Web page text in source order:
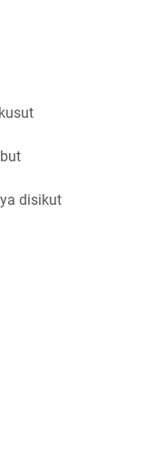
disikut